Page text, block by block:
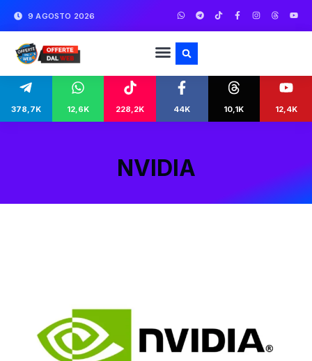
9 AGOSTO 2026
378,7K 12,6K 228,2K 44K 10,1K 12,4K
NVIDIA